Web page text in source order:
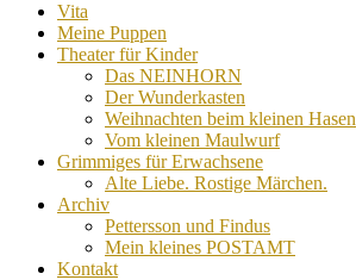
Vita
Meine Puppen
Theater für Kinder
Das NEINHORN
Der Wunderkasten
Weihnachten beim kleinen Hasen
Vom kleinen Maulwurf
Grimmiges für Erwachsene
Alte Liebe. Rostige Märchen.
Archiv
Pettersson und Findus
Mein kleines POSTAMT
Kontakt